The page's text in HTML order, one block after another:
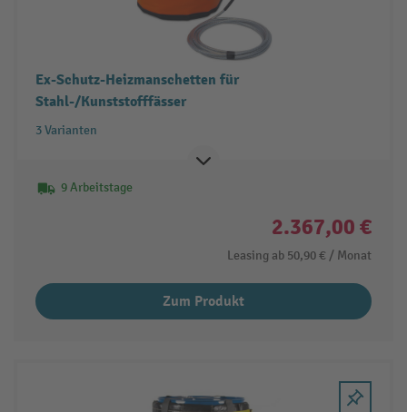
Ex-Schutz-Heizmanschetten für
Stahl-/Kunststofffässer
3 Varianten
9 Arbeitstage
2.367,00 €
Leasing ab 50,90 € / Monat
Zum Produkt